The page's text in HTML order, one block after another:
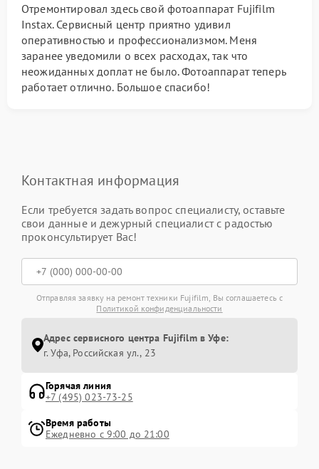
Отремонтировал здесь свой фотоаппарат Fujifilm
Instax. Сервисный центр приятно удивил
оперативностью и профессионализмом. Меня
заранее уведомили о всех расходах, так что
неожиданных доплат не было. Фотоаппарат теперь
работает отлично. Большое спасибо!
Контактная информация
Если требуется задать вопрос специалисту, оставьте
свои данные и дежурный специалист с радостью
проконсультирует Вас!
Отправляя заявку на ремонт техники Fujifilm, Вы соглашаетесь с
Политикой конфиденциальности
Адрес сервисного центра Fujifilm в Уфе:
г. Уфа, Российская ул., 23
Горячая линия
+7 (495) 023-73-25
Время работы
Ежедневно с 9:00 до 21:00